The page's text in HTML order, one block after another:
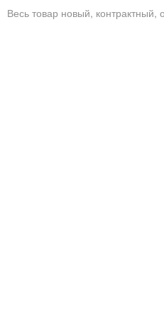
Весь товар новый, контрактный,